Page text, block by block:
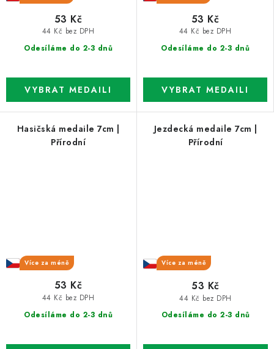
Odesíláme do 2-3 dnů
44 Kč bez DPH
53 Kč
Odesíláme do 2-3 dnů
44 Kč bez DPH
53 Kč
Hasičská medaile 7cm |
Přírodní
Více za méně
Odesíláme do 2-3 dnů
44 Kč bez DPH
53 Kč
Jezdecká medaile 7cm |
Přírodní
Více za méně
Odesíláme do 2-3 dnů
44 Kč bez DPH
53 Kč